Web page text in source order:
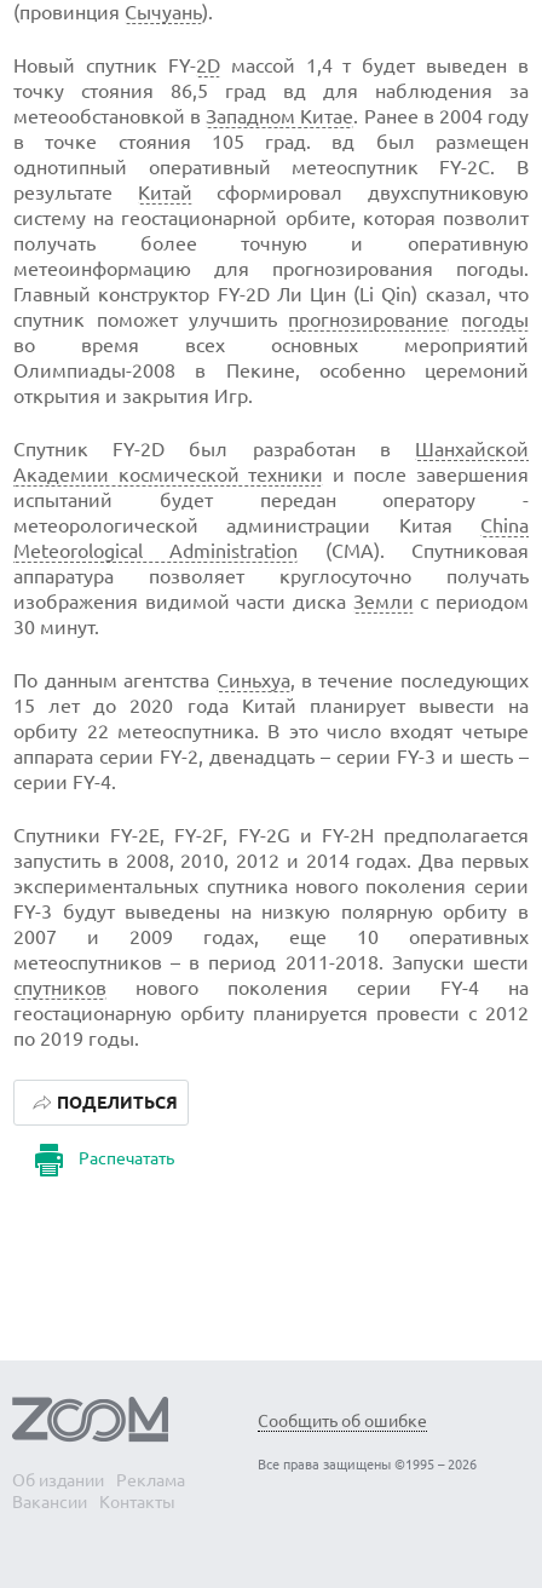
(провинция Сычуань).
Новый спутник FY-2Dмассой 1,4 т будет выведен в
точку стояния 86,5 град вд для наблюдения за
метеообстановкой вЗападном Китае. Ранее в 2004 году
в точке стояния 105 град. вд был размещен
однотипный оперативный метеоспутник FY-2C. В
результате Китай сформировал двухспутниковую
систему на геостационарной орбите, которая позволит
получать более точную и оперативную
метеоинформацию для прогнозирования погоды.
Главный конструктор FY-2D Ли Цин (Li Qin) сказал, что
спутник поможет улучшить прогнозирование
погоды
во время всех основных мероприятий
Олимпиады-2008 в Пекине, особенно церемоний
открытия и закрытия Игр.
Спутник FY-2D был разработан в Шанхайской
Академии космической техники и после завершения
испытаний будет передан оператору -
метеорологической администрации Китая China
Meteorological Administration (CMA). Спутниковая
аппаратура позволяет круглосуточно получать
изображения видимой части диска Земли с периодом
30 минут.
По данным агентства Синьхуа, в течение последующих
15 лет до 2020 года Китай планирует вывести на
орбиту 22 метеоспутника. В это число входят четыре
аппарата серии FY-2, двенадцать – серии FY-3 и шесть –
серии FY-4.
Спутники FY-2E, FY-2F, FY-2G и FY-2H предполагается
запустить в 2008, 2010, 2012 и 2014 годах. Два первых
экспериментальных спутника нового поколения серии
FY-3 будут выведены на низкую полярную орбиту в
2007 и 2009 годах, еще 10 оперативных
метеоспутников – в период 2011-2018. Запуски шести
спутников нового поколения серии FY-4 на
геостационарную орбиту планируется провести с 2012
по 2019 годы.
Распечатать
ПОДЕЛИТЬСЯ
Об издании
Реклама
Вакансии
Контакты
Сообщить об ошибке
Все права защищены ©1995 – 2026